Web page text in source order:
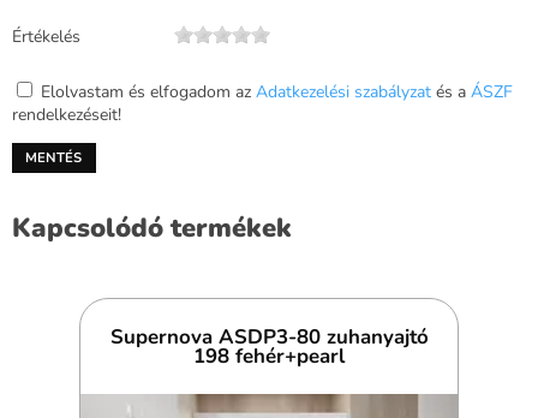
Értékelés
Elolvastam és elfogadom az Adatkezelési szabályzat és a ÁSZF
rendelkezéseit!
Kapcsolódó termékek
Supernova ASDP3-80 zuhanyajtó
198 fehér+pearl